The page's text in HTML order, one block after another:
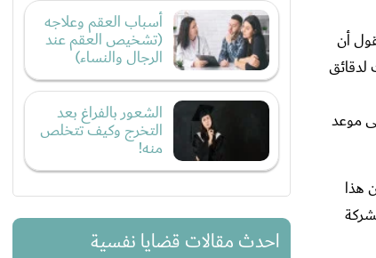
أن
لدقائق
موعد
هذا
أسباب العقم وعلاجه
(تشخيص العقم عند
الرجال والنساء)
الشعور بالفراغ بعد
التخرج وكيف تتخلص
منه!
احدث مقالات قضايا نفسية